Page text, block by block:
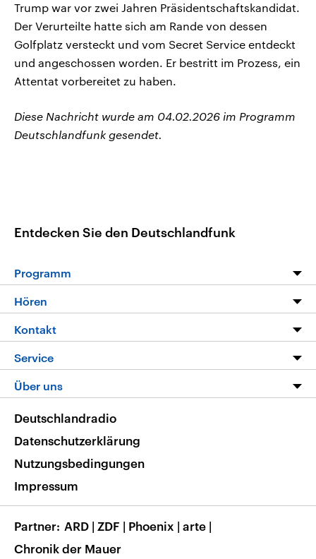
Trump war vor zwei Jahren Präsidentschaftskandidat.
Der Verurteilte hatte sich am Rande von dessen
Golfplatz versteckt und vom Secret Service entdeckt
und angeschossen worden. Er bestritt im Prozess, ein
Attentat vorbereitet zu haben.
Diese Nachricht wurde am 04.02.2026 im Programm
Deutschlandfunk gesendet.
Entdecken Sie den Deutschlandfunk
Programm
Programm
Die Nachrichten
Nachrichtenleicht
Neue Beiträge auf dlf.de
Hören
Livestream
Podcasts
Deutschlandfunk App
Nachrichten App
Frequenzen
Kontakt
Hörerservice
Service
FAQ
Veranstaltungen
Musikliste
RSS
Über uns
Barrierefreiheit
Deutschlandradio
Datenschutzerklärung
Nutzungsbedingungen
Impressum
Partner ARD | ZDF | Phoenix | arte |
Chronik der Mauer